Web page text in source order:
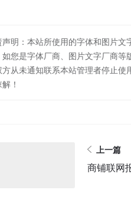
声明：本站所使用的字体和图片
如您是字体厂商、图片文字厂商
方从未通知联系本站管理者停止
！
上一篇
商铺联网